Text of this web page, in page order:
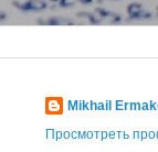
Mikhail
Просмотреть